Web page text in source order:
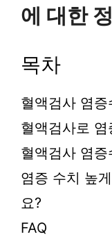
에 대한
목차
혈액검사 염
혈액검사로
혈액검사 염
염증 수치 높
요?
FAQ